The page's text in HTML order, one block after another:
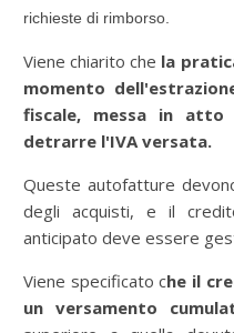
richieste di rimborso.
Viene chiarito che la
momento
fiscale, messa in
detrarre l'IVA versata.
Queste autofatture
degli acquisti, e il
anticipato deve essere
Viene specificato che il
un versamento